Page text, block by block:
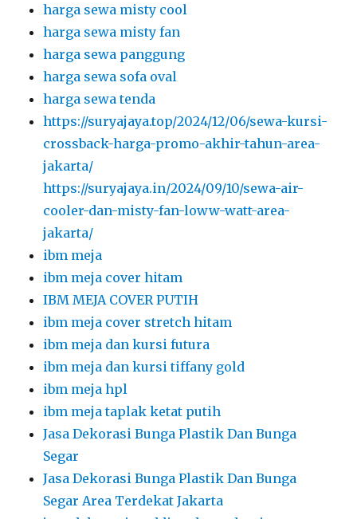
harga sewa misty cool
harga sewa misty fan
harga sewa panggung
harga sewa sofa oval
harga sewa tenda
https://suryajaya.top/2024/12/06/sewa-kursi-
crossback-harga-promo-akhir-tahun-area-
jakarta/
https://suryajaya.in/2024/09/10/sewa-air-
cooler-dan-misty-fan-loww-watt-area-
jakarta/
ibm meja
ibm meja cover hitam
IBM MEJA COVER PUTIH
ibm meja cover stretch hitam
ibm meja dan kursi futura
ibm meja dan kursi tiffany gold
ibm meja hpl
ibm meja taplak ketat putih
Jasa Dekorasi Bunga Plastik Dan Bunga
Segar
Jasa Dekorasi Bunga Plastik Dan Bunga
Segar Area Terdekat Jakarta